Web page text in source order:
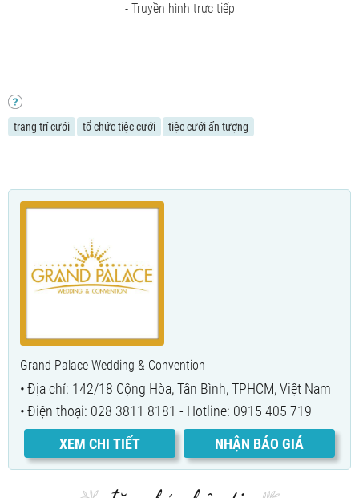
- Truyền hình trực tiếp
trang trí cưới tổ chức tiệc cưới tiệc cưới ấn tượng
Grand Palace Wedding & Convention
Địa chỉ: 142/18 Cộng Hòa, Tân Bình, TPHCM, Việt Nam
Điện thoại: 028 3811 8181 - Hotline: 0915 405 719
XEM CHI TIẾT
NHẬN BÁO GIÁ